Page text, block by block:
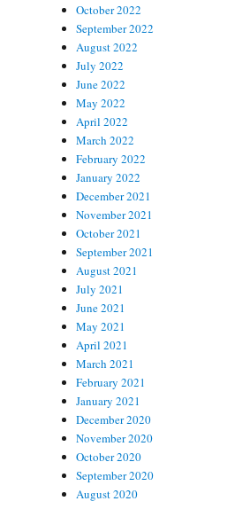
October 2022
September 2022
August 2022
July 2022
June 2022
May 2022
April 2022
March 2022
February 2022
January 2022
December 2021
November 2021
October 2021
September 2021
August 2021
July 2021
June 2021
May 2021
April 2021
March 2021
February 2021
January 2021
December 2020
November 2020
October 2020
September 2020
August 2020